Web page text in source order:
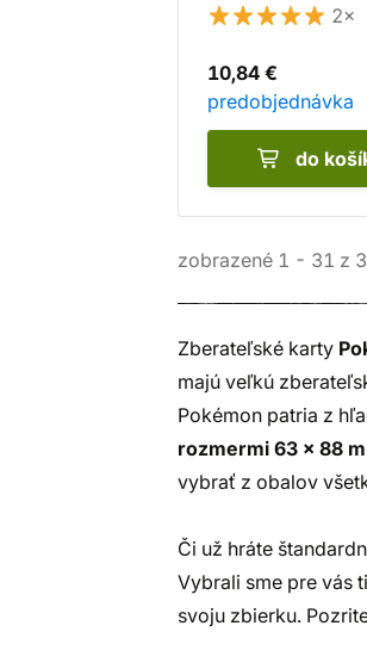
2×
10,84 €
predobjednávka
do
zobrazené 1 - 31 z
Zberateľské karty
majú veľkú
Pokémon patria z
rozmermi 63 x 88
vybrať z obalov
Či už hráte
Vybrali sme pre vás
svoju zbierku.